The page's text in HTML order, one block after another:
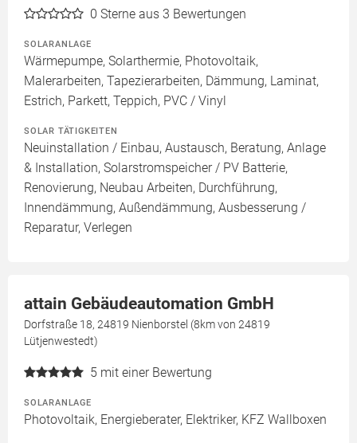
0 Sterne aus 3 Bewertungen
SOLARANLAGE
Wärmepumpe, Solarthermie, Photovoltaik,
Malerarbeiten, Tapezierarbeiten, Dämmung, Laminat,
Estrich, Parkett, Teppich, PVC / Vinyl
SOLAR TÄTIGKEITEN
Neuinstallation / Einbau, Austausch, Beratung, Anlage
& Installation, Solarstromspeicher / PV Batterie,
Renovierung, Neubau Arbeiten, Durchführung,
Innendämmung, Außendämmung, Ausbesserung /
Reparatur, Verlegen
attain Gebäudeautomation GmbH
Dorfstraße 18, 24819 Nienborstel (8km von 24819
Lütjenwestedt)
5 mit einer Bewertung
SOLARANLAGE
Photovoltaik, Energieberater, Elektriker, KFZ Wallboxen